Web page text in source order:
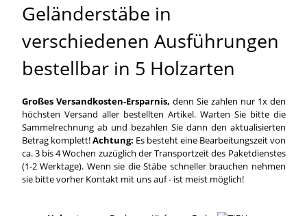
Geländerstäbe in
verschiedenen Ausführungen
bestellbar in 5 Holzarten
Großes Versandkosten-Ersparnis, denn Sie zahlen nur 1x den
höchsten Versand aller bestellten Artikel. Warten Sie bitte die
Sammelrechnung ab und bezahlen Sie dann den aktualisierten
Betrag komplett!Achtung: Es besteht eine Bearbeitungszeit von
ca. 3 bis 4 Wochen zuzüglich der Transportzeit des Paketdienstes
(1-2 Werktage). Wenn sie die Stäbe schneller brauchen nehmen
sie bitte vorher Kontakt mit uns auf - ist meist möglich!